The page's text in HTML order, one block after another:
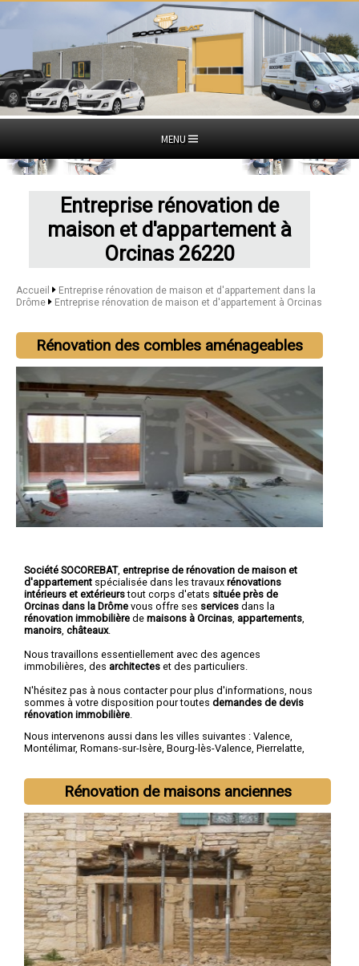
MENU
Entreprise rénovation de
maison et d'appartement à
Orcinas 26220
Accueil
Entreprise rénovation de maison et d'appartement dans la
Drôme
Entreprise rénovation de maison et d'appartement à Orcinas
Rénovation des combles aménageables
Société SOCOREBAT, entreprise de rénovation de maison et
d'appartement spécialisée dans les travaux rénovations
intérieurs et extérieurstout corps d'etats située près de
Orcinas dans la Drôme vous offre ses services dans la
rénovation immobilière de maisons à Orcinas appartements
manoirs châteaux.
Nous travaillons essentiellement avec des agences
immobilières, des architectes et des particuliers.
N'hésitez pas à nous contacter pour plus d'informations, nous
sommes à votre disposition pour toutes demandes de devis
rénovation immobilière
Nous intervenons aussi dans les villes suivantes : Valence,
Montélimar, Romans-sur-Isère, Bourg-lès-Valence, Pierrelatte,
Rénovation de maisons anciennes